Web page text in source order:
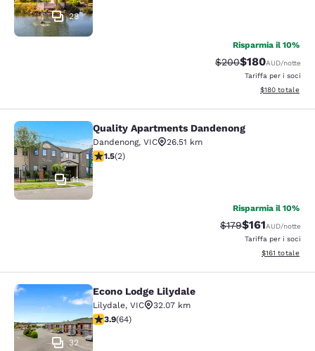
28
Risparmia il 10%
Tariffa di barratura:
$200Tariffa
$180AUD/notte
Tariffa per i soci
Visualizza i
$180 totale
Quality Apartments Dandenong
11
Quality Apartments Dandenong
Dandenong, VIC
26.51 km
Valutazione di 1.5 stelle. Discreto. 2 recensioni
1.5(2)
Risparmia il 10%
Tariffa di barratura:
$179Tariffa
$161AUD/notte
Tariffa per i soci
Visualizza i
$161 totale
Econo Lodge Lilydale
32
Econo Lodge Lilydale
Lilydale, VIC
32.07 km
Valutazione di 3.92 stelle. Buono. 64 recensioni
3.9(64)